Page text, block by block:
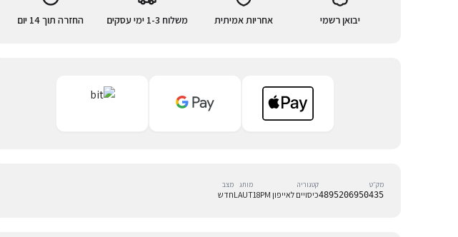
יבואן רשמי אחריות אמיתית משלוח 1-3 ימי עסקים החזרה תוך 14 יום
מק״ט
4895206950435
קטגוריה
כיסויים לאייפון 18PM
מותג
LAUT
מצב
חדש